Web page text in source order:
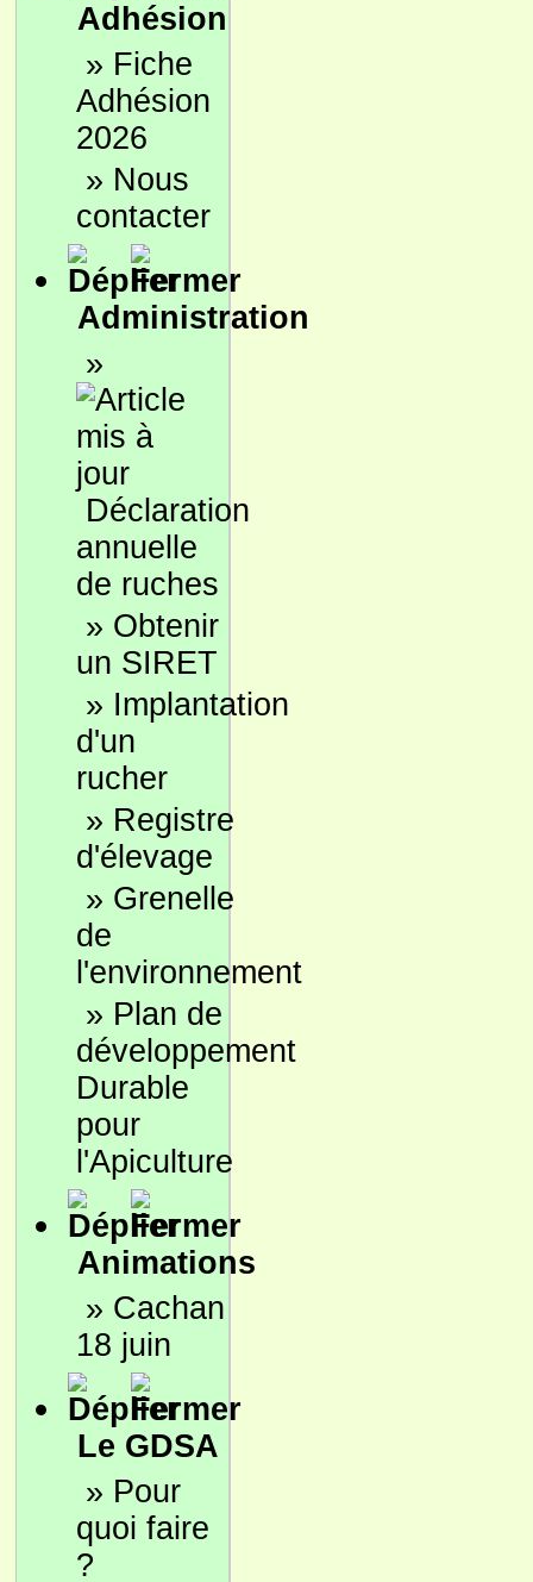
Adhésion
» Fiche
Adhésion
2026
» Nous
contacter
Administration
»
Déclaration
annuelle
de ruches
» Obtenir
un SIRET
» Implantation
d'un
rucher
» Registre
d'élevage
» Grenelle
de
l'environnement
» Plan de
développement
Durable
pour
l'Apiculture
Animations
» Cachan
18 juin
Le GDSA
» Pour
quoi faire
?